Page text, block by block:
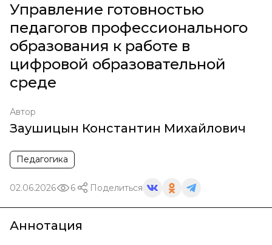
Управление готовностью
педагогов профессионального
образования к работе в
цифровой образовательной
среде
Автор
Заушицын Константин Михайлович
Педагогика
02.06.2026 6 Поделиться
Аннотация